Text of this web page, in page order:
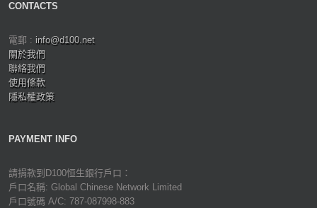
CONTACTS
電郵 : info@d100.net
關於我們
聯絡我們
使用條款
隱私權政策
PAYMENT INFO
請捐款到D100恒生銀行戶口：
戶口名稱: Global Chinese Network Limited
戶口號碼 A/C: 787-087998-883